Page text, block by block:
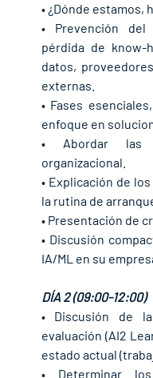
• ¿Dónde estamos,
• Prevención
pérdida de
datos,
externas.
• Fases
enfoque en
• Abordar las
organizacional.
• Explicación de
la rutina de
• Presentación de
• Discusión
IA/ML en su
DÍA 2 (09:00-12:00)
• Discusión de
evaluación (AI2
estado actual
• Determinar